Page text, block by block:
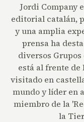
Jordi Company
editorial catalán,
y una amplia
prensa ha
diversos
está al frente de
visitado en
mundo y líder en
miembro de la
la